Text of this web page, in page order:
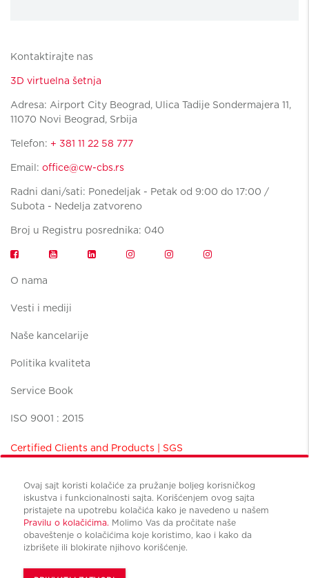
Ovaj sajt koristi kolačiće za pružanje boljeg korisničkog
iskustva i funkcionalnosti sajta. Korišćenjem ovog sajta
pristajete na upotrebu kolačića kako je navedeno u našem
Pravilu o kolačićima. Molimo Vas da pročitate naše
obaveštenje o kolačićima koje koristimo, kao i kako da
izbrišete ili blokirate njihovo korišćenje.
Kontaktirajte nas
3D virtuelna šetnja
Adresa: Airport City Beograd, Ulica Tadije Sondermajera 11,
11070 Novi Beograd, Srbija
Telefon: + 381 11 22 58 777
Email: office@cw-cbs.rs
Radni dani/sati: Ponedeljak - Petak od 9:00 do 17:00 /
Subota - Nedelja zatvoreno
Broj u Registru posrednika: 040
O nama
Vesti i mediji
Naše kancelarije
Politika kvaliteta
Service Book
ISO 9001 : 2015
Certified Clients and Products | SGS
Uslovi korišćenja
Politika privatnosti
Upravljanje kolačićima
© Copyright Cushman & Wakefield CBS international 2022.